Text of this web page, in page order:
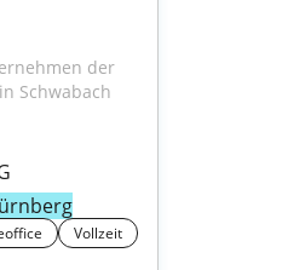
der
Schwabach
Vollzeit